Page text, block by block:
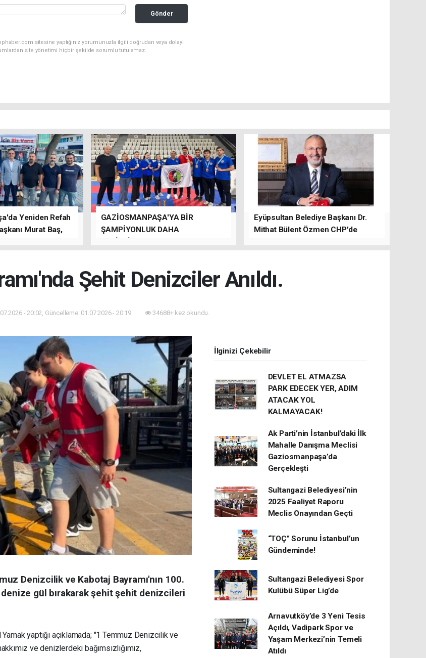
Gönder
sitesine yaptığınız yorumunuzla ilgili doğrudan veya dolaylı
site yönetimi hiçbir şekilde sorumlu tutulamaz.
Yeniden Refah
Murat Baş,
GAZİOSMANPAŞA'YA BİR
ŞAMPİYONLUK DAHA
Eyüpsultan Belediye Başkanı Dr.
Mithat Bülent Özmen CHP'de
Şehit Denizciler Anıldı.
- 20:02, Güncelleme: 01.07.2026 - 20:19 34688+ kez okundu.
Denizcilik ve Kabotaj Bayramı'nın 100.
denize gül bırakarak şehit şehit denizcileri
yaptığı açıklamada; "1 Temmuz Denizcilik ve
ve denizlerdeki bağımsızlığımız,
İlginizi Çekebilir
DEVLET EL ATMAZSA
PARK EDECEK YER, ADIM
ATACAK YOL
KALMAYACAK!
Ak Parti’nin İstanbul’daki İlk
Mahalle Danışma Meclisi
Gaziosmanpaşa’da
Gerçekleşti
Sultangazi Belediyesi’nin
2025 Faaliyet Raporu
Meclis Onayından Geçti
“TOÇ” Sorunu İstanbul’un
Gündeminde!
Sultangazi Belediyesi Spor
Kulübü Süper Lig’de
Arnavutköy’de 3 Yeni Tesis
Açıldı, Vadipark Spor ve
Yaşam Merkezi’nin Temeli
Atıldı